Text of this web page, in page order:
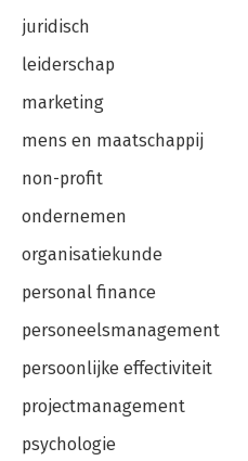
juridisch
leiderschap
marketing
mens en maatschappij
non-profit
ondernemen
organisatiekunde
personal finance
personeelsmanagement
persoonlijke effectiviteit
projectmanagement
psychologie